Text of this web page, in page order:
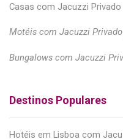
Casas com Jacuzzi Privado
Motéis com Jacuzzi
Bungalows com Jacuzzi
Destinos Populares
Hotéis em Lisboa com